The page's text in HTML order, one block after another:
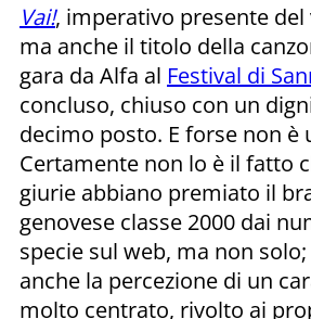
Vai!, imperativo presente del
ma anche il titolo della
gara da Alfa al Festival di
concluso, chiuso con un
decimo posto. E forse non è
Certamente non lo è il fatto
giurie abbiano premiato il
genovese classe 2000 dai
specie sul web, ma non
anche la percezione di un
molto centrato, rivolto ai